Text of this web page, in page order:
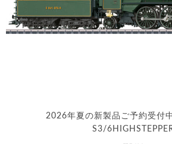
2026年夏の新製品ご予約受付
S3/